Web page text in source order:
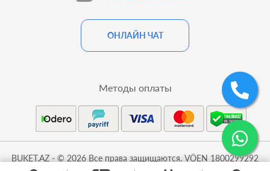
ОНЛАЙН ЧАТ
BUKET.AZ - © 2026 Все права защищаются. VÖEN 1800299292
Методы оплаты